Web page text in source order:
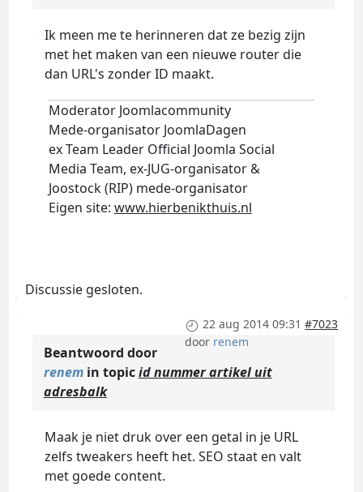
Ik meen me te herinneren dat ze bezig zijn
met het maken van een nieuwe router die
dan URL's zonder ID maakt.
Moderator Joomlacommunity
Mede-organisator JoomlaDagen
ex Team Leader Official Joomla Social
Media Team, ex-JUG-organisator &
Joostock (RIP) mede-organisator
Eigen site: www.hierbenikthuis.nl
Discussie gesloten.
22 aug 2014 09:31 #7023
door renem
Beantwoord door
renemin topicid nummer artikel uit
adresbalk
Maak je niet druk over een getal in je URL
zelfs tweakers heeft het. SEO staat en valt
met goede content.